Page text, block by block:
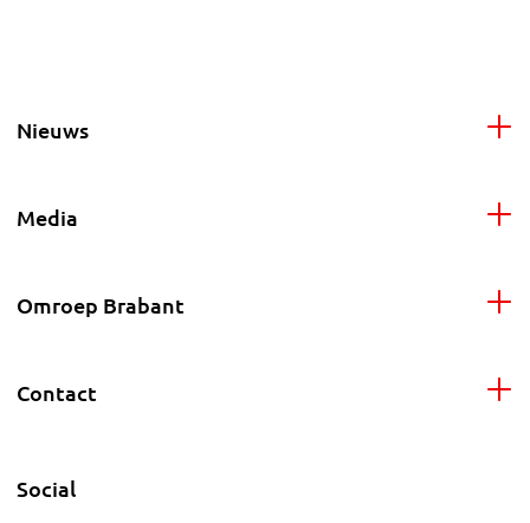
Nieuws
Media
Omroep Brabant
Contact
Social